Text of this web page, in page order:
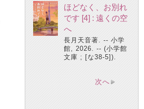
ほどなく、お別れ
です [4] : 遠くの空
へ
長月天音著. -- 小学
館, 2026. -- (小学館
文庫 ; [な38-5]).
次へ